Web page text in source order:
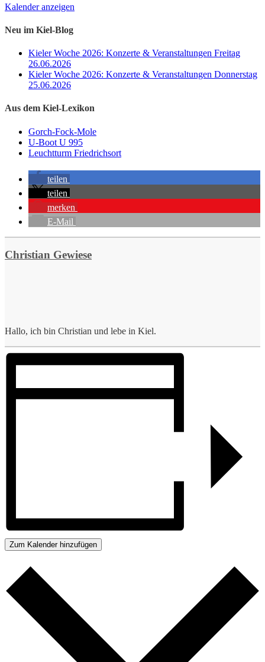
Kalender anzeigen
Neu im Kiel-Blog
Kieler Woche 2026: Konzerte & Veranstaltungen Freitag
26.06.2026
Kieler Woche 2026: Konzerte & Veranstaltungen Donnerstag
25.06.2026
Aus dem Kiel-Lexikon
Gorch-Fock-Mole
U-Boot U 995
Leuchtturm Friedrichsort
teilen
teilen
merken
E-Mail
Christian Gewiese
Hallo, ich bin Christian und lebe in Kiel.
Zum Kalender hinzufügen